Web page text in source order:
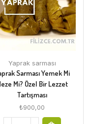
Yaprak sarması
Sarması Yemek Mi
Mi? Özel Bir Lezzet
Tartışması
₺900,00